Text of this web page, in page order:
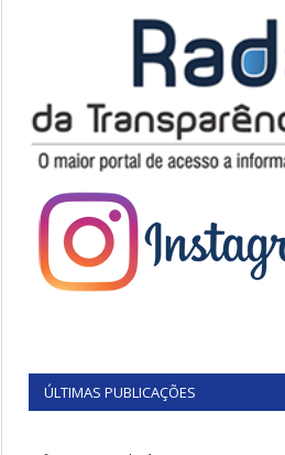
ÚLTIMAS PUBLICAÇÕES